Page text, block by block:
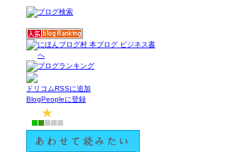
ドリコムRSSに追加
BlogPeopleに登録